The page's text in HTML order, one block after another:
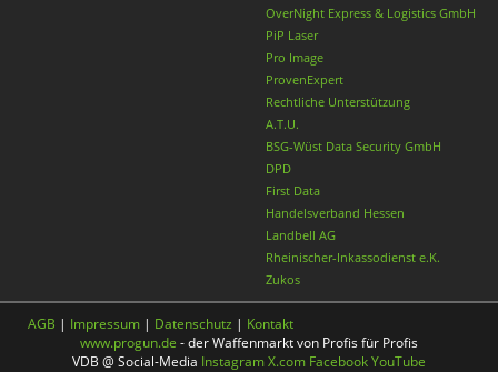
OverNight Express & Logistics GmbH
PiP Laser
Pro Image
ProvenExpert
Rechtliche Unterstützung
A.T.U.
BSG-Wüst Data Security GmbH
DPD
First Data
Handelsverband Hessen
Landbell AG
Rheinischer-Inkassodienst e.K.
Zukos
AGB | Impressum | Datenschutz | Kontakt
www.progun.de - der Waffenmarkt von Profis für Profis
VDB @ Social-Media InstagramX.com FacebookYouTube